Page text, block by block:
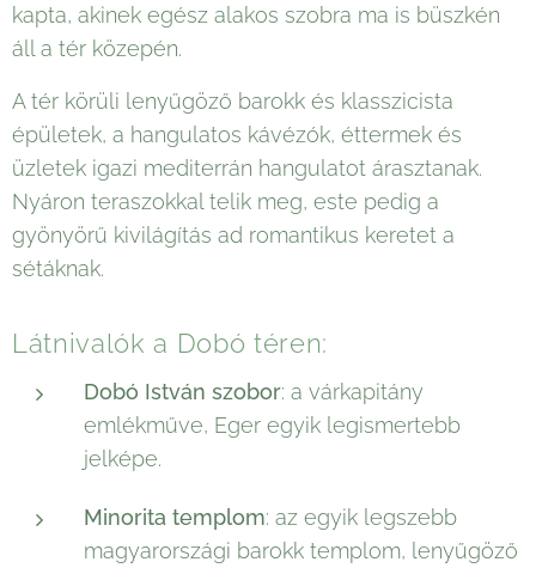
kapta, akinek egész alakos szobra ma is büszkén
áll a tér közepén.
A tér körüli lenyűgöző barokk és klasszicista
épületek, a hangulatos kávézók, éttermek és
üzletek igazi mediterrán hangulatot árasztanak.
Nyáron teraszokkal telik meg, este pedig a
gyönyörű kivilágítás ad romantikus keretet a
sétáknak.
Látnivalók a Dobó téren:
Dobó István szobor: a várkapitány
emlékműve, Eger egyik legismertebb
jelképe.
Minorita templom: az egyik legszebb
magyarországi barokk templom, lenyűgöző